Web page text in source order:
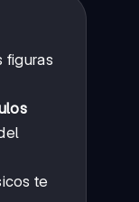
figuras
te